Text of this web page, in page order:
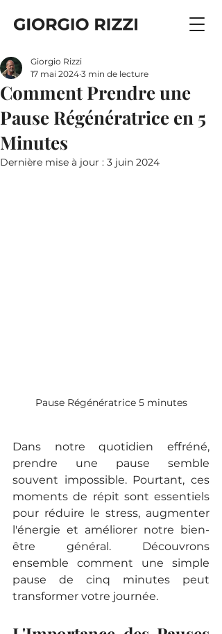
Comment Prendre une
Pause Régénératrice en 5
Minutes
Giorgio Rizzi
17 mai 2024 3 min de lecture
Dernière mise à jour : 3 juin 2024
Pause Régénératrice 5 minutes
Dans notre quotidien effréné,
prendre une pause semble
souvent impossible. Pourtant, ces
moments de répit sont essentiels
pour réduire le stress, augmenter
l'énergie et améliorer notre bien-
être général. Découvrons
ensemble comment une simple
pause de cinq minutes peut
transformer votre journée.